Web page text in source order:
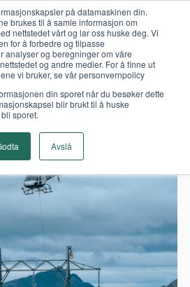
på datamaskinen din.
brukes til å samle informasjon om
nettstedet vårt og lar oss huske deg. Vi
for å forbedre og tilpasse
analyser og beregninger om våre
og andre medier. For å finne ut
vi bruker, se vår personvernpolicy
din sporet når du besøker dette
blir brukt til å huske
sporet.
Avslå
STILLINGER